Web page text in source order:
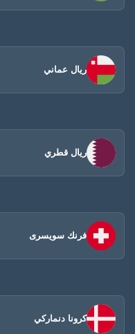
ريال عماني
ريال قطري
فرنك سويسرى
كرونا دنماركي